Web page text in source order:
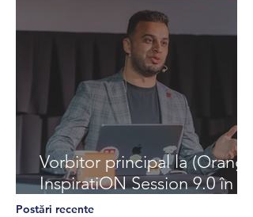
Vorbitor principal la (Orange)
InspiratiON Session 9.0 în
Chișinău: O călătorie în
Postări recente